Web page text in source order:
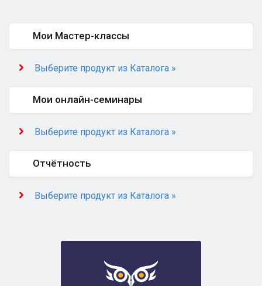
Мои Мастер-классы
Выберите продукт из Каталога »
Мои онлайн-семинары
Выберите продукт из Каталога »
Отчётность
Выберите продукт из Каталога »